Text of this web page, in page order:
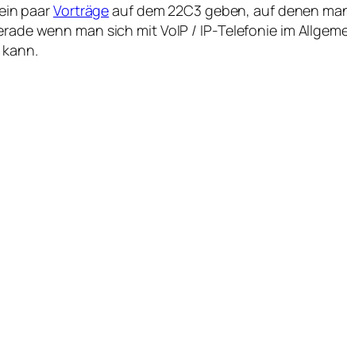
paarVorträgeauf dem 22C3 geben, auf denen
wenn man sich mit VoIP / IP-Telefonie im